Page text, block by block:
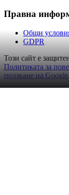
Правна
Общи
GDPR
Този сайт е
Политиката за
ползване на Google.